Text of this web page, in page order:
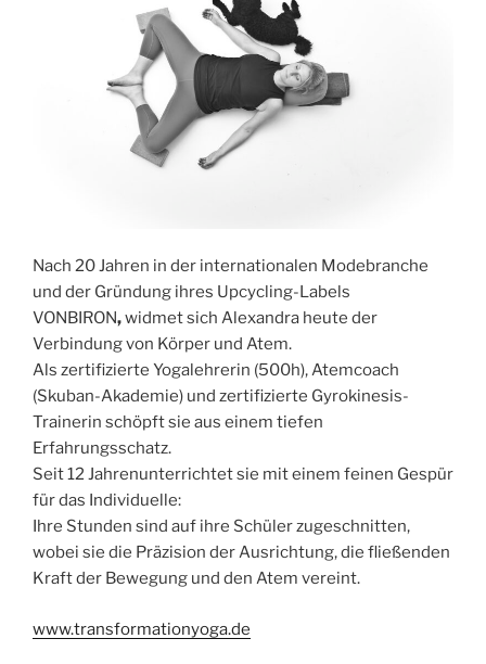
Nach 20 Jahren in der internationalen Modebranche
und der Gründung ihres Upcycling-Labels
VONBIRON,widmet sich Alexandra heute der
Verbindung von Körper und Atem.
Als zertifizierte Yogalehrerin (500h), Atemcoach
(Skuban-Akademie) und zertifizierte Gyrokinesis-
Trainerin schöpft sie aus einem tiefen
Erfahrungsschatz.
Seit 12 Jahrenunterrichtet sie mit einem feinen Gespür
für das Individuelle:
Ihre Stunden sind auf ihre Schüler zugeschnitten,
wobei sie die Präzision der Ausrichtung, die fließenden
Kraft der Bewegung und den Atem vereint.
www.transformationyoga.de